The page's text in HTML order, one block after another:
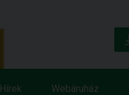
Hírek Webáruház